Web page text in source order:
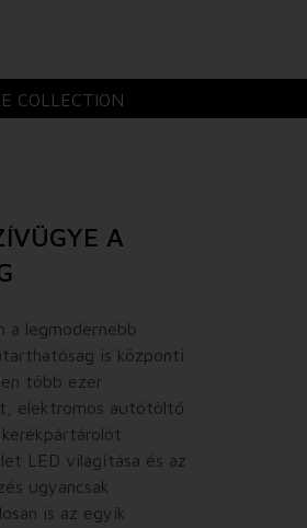
COLLECTION
A
a legmodernebb
is központi
több ezer
elektromos autótöltő
LED világítása és az
ugyancsak
is az egyik